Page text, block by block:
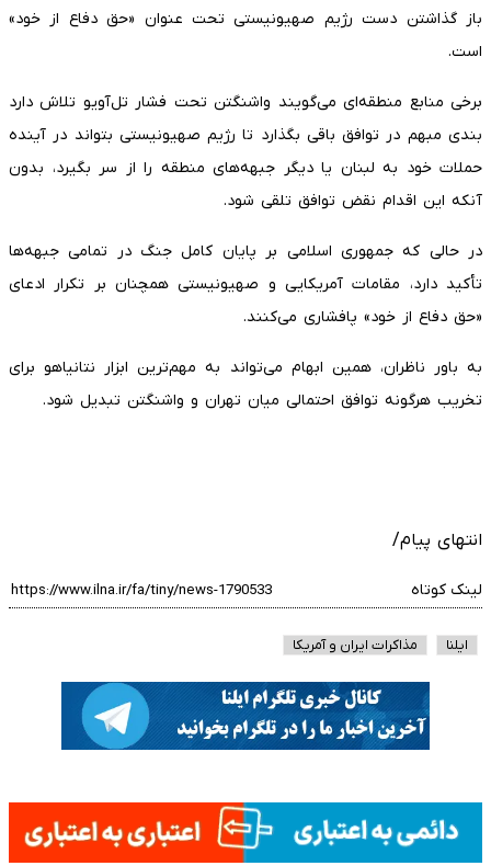
باز گذاشتن دست رژیم صهیونیستی تحت عنوان «حق دفاع از خود»
است.
برخی منابع منطقه‌ای می‌گویند واشنگتن تحت فشار تل‌آویو تلاش دارد
بندی مبهم در توافق باقی بگذارد تا رژیم صهیونیستی بتواند در آینده
حملات خود به لبنان یا دیگر جبهه‌های منطقه را از سر بگیرد، بدون
آنکه این اقدام نقض توافق تلقی شود.
در حالی که جمهوری اسلامی بر پایان کامل جنگ در تمامی جبهه‌ها
تأکید دارد، مقامات آمریکایی و صهیونیستی همچنان بر تکرار ادعای
«حق دفاع از خود» پافشاری می‌کنند.
به باور ناظران، همین ابهام می‌تواند به مهم‌ترین ابزار نتانیاهو برای
تخریب هرگونه توافق احتمالی میان تهران و واشنگتن تبدیل شود.
انتهای پیام/
لینک کوتاه
ایلنا مذاکرات ایران و آمریکا